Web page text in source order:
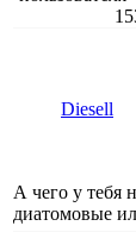
Diesell
А чего у тебя
диатомовые